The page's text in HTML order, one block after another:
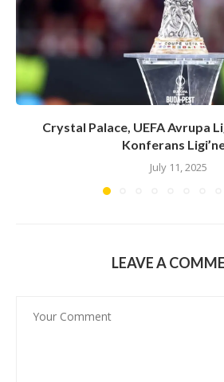
Crystal Palace, UEFA Avrupa
Konferans
July 11, 2025
LEAVE A